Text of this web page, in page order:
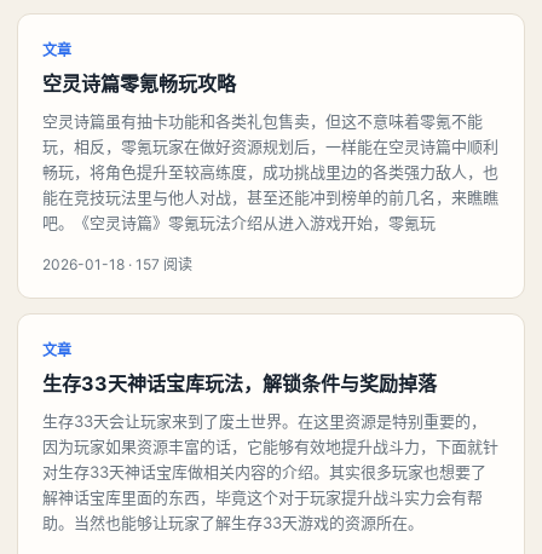
文章
空灵诗篇零氪畅玩攻略
空灵诗篇虽有抽卡功能和各类礼包售卖，但这不意味着零氪不能
玩，相反，零氪玩家在做好资源规划后，一样能在空灵诗篇中顺利
畅玩，将角色提升至较高练度，成功挑战里边的各类强力敌人，也
能在竞技玩法里与他人对战，甚至还能冲到榜单的前几名，来瞧瞧
吧。《空灵诗篇》零氪玩法介绍从进入游戏开始，零氪玩
2026-01-18 · 157 阅读
文章
生存33天神话宝库玩法，解锁条件与奖励掉落
生存33天会让玩家来到了废土世界。在这里资源是特别重要的，
因为玩家如果资源丰富的话，它能够有效地提升战斗力，下面就针
对生存33天神话宝库做相关内容的介绍。其实很多玩家也想要了
解神话宝库里面的东西，毕竟这个对于玩家提升战斗实力会有帮
助。当然也能够让玩家了解生存33天游戏的资源所在。